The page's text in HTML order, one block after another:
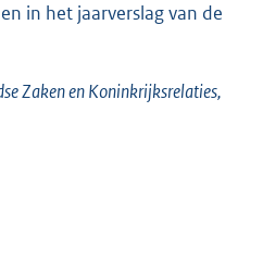
in het jaarverslag van de
Zaken en Koninkrijksrelaties,